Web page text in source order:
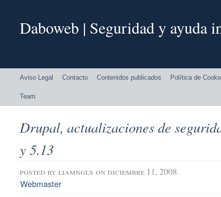
Daboweb | Seguridad y ayuda
Aviso Legal Contacto Contenidos publicados Política de
Team
Drupal, actualizaciones de
y 5.13
posted by liamngls on diciembre 11, 2008
Webmaster